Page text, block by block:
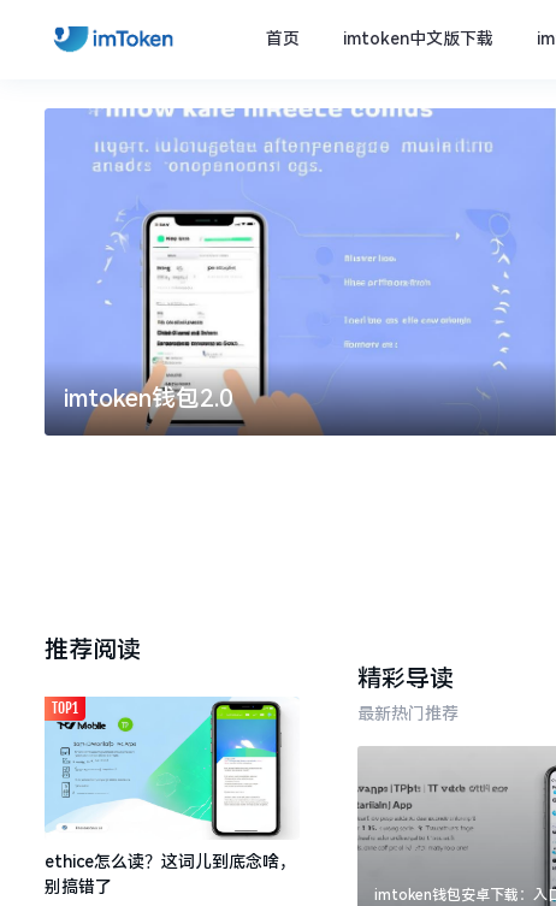
首页 imtoken中文版下载
imtoken钱包2.0
推荐阅读
ethice怎么读？这词儿到底念啥，
别搞错了
TOP1
精彩导读
最新热门推荐
imtoken钱包安卓下载：入